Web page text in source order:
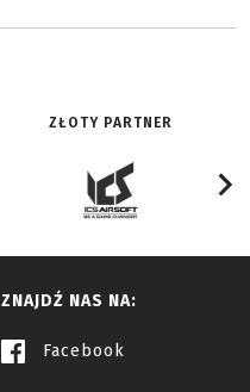
ZŁOTY PARTNER
ZNAJDŹ NAS NA:
Facebook